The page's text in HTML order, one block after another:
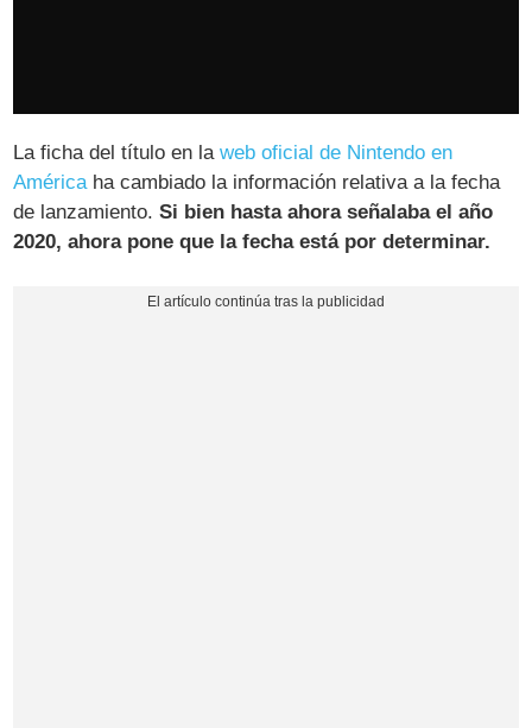
La ficha del título en laweb oficial de Nintendo en
Américaha cambiado la información relativa a la fecha
de lanzamiento. Si bien hasta ahora señalaba el año
2020, ahora pone que la fecha está por determinar.